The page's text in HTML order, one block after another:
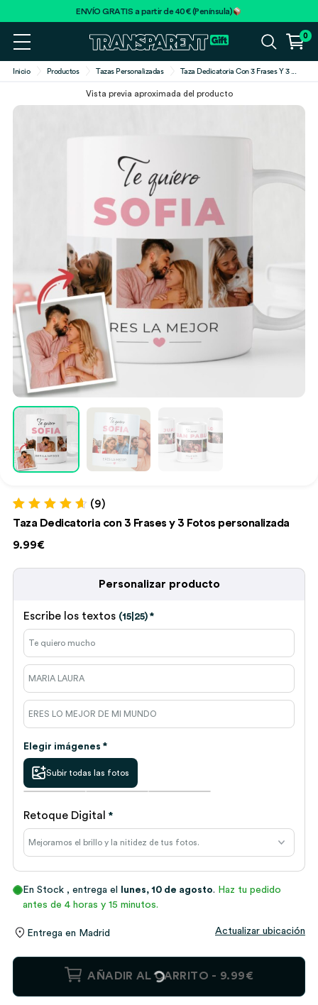
ENVÍO GRATIS a partir de 40€ (Península)
0
Inicio Productos Tazas Personalizadas Taza Dedicatoria Con 3 Frases Y 3 ...
Vista previa aproximada del producto
Valorado con
base a
9
de clientes
(9)
Taza Dedicatoria con 3 Frases y 3 Fotos personalizada
9.99€
Personalizar producto
Escribe los textos (15|25) *
Elegir imágenes *
Subir todas las fotos
Retoque Digital *
En Stock , entrega el lunes, 10 de agosto. Haz tu pedido
antes de 4 horas y 15 minutos.
Entrega en Madrid Actualizar ubicación
Taza
Dedicatoria
con
AÑADIR AL CARRITO - 9.99€